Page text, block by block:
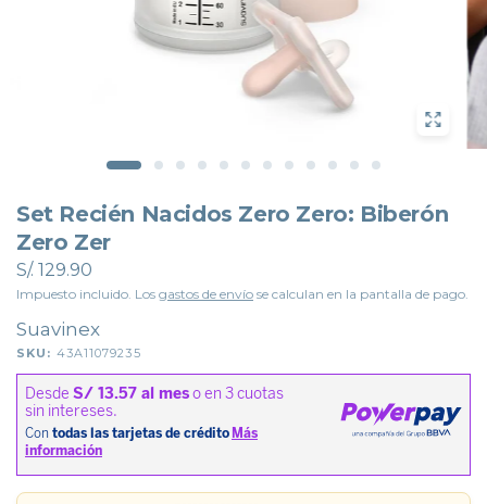
Set Recién Nacidos Zero Zero: Biberón
Zero Zer
S/. 129.90
Impuesto incluido. Los gastos de envío se calculan en la pantalla de pago.
Suavinex
SKU: 43A11079235